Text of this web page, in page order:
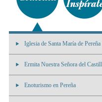
Iglesia de Santa María de Pereña
Ermita Nuestra Señora del
Enoturismo en Pereña